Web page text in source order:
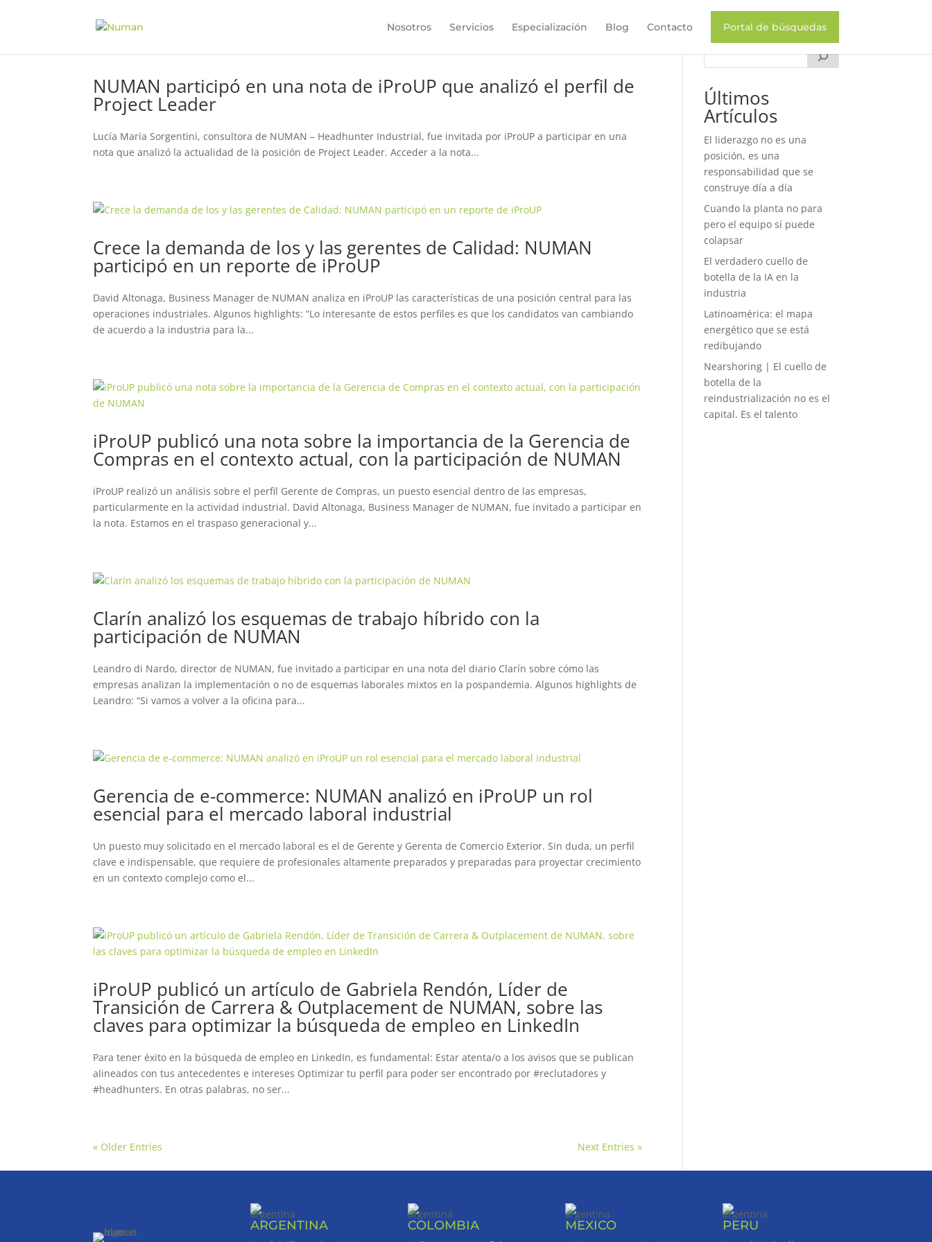
Nosotros Servicios Especialización Blog Contacto Portal de búsquedas
NUMAN participó en una nota de iProUP que analizó el perfil de
Project Leader
Lucía María Sorgentini, consultora de NUMAN – Headhunter Industrial, fue invitada por iProUP a participar en una
nota que analizó la actualidad de la posición de Project Leader. Acceder a la nota...
Crece la demanda de los y las gerentes de Calidad: NUMAN
participó en un reporte de iProUP
David Altonaga, Business Manager de NUMAN analiza en iProUP las características de una posición central para las
operaciones industriales. Algunos highlights: “Lo interesante de estos perfiles es que los candidatos van cambiando
de acuerdo a la industria para la...
iProUP publicó una nota sobre la importancia de la Gerencia de
Compras en el contexto actual, con la participación de NUMAN
iProUP realizó un análisis sobre el perfil Gerente de Compras, un puesto esencial dentro de las empresas,
particularmente en la actividad industrial. David Altonaga, Business Manager de NUMAN, fue invitado a participar en
la nota. Estamos en el traspaso generacional y...
Clarín analizó los esquemas de trabajo híbrido con la
participación de NUMAN
Leandro di Nardo, director de NUMAN, fue invitado a participar en una nota del diario Clarín sobre cómo las
empresas analizan la implementación o no de esquemas laborales mixtos en la pospandemia. Algunos highlights de
Leandro: “Si vamos a volver a la oficina para...
Gerencia de e-commerce: NUMAN analizó en iProUP un rol
esencial para el mercado laboral industrial
Un puesto muy solicitado en el mercado laboral es el de Gerente y Gerenta de Comercio Exterior. Sin duda, un perfil
clave e indispensable, que requiere de profesionales altamente preparados y preparadas para proyectar crecimiento
en un contexto complejo como el...
iProUP publicó un artículo de Gabriela Rendón, Líder de
Transición de Carrera & Outplacement de NUMAN, sobre las
claves para optimizar la búsqueda de empleo en LinkedIn
Para tener éxito en la búsqueda de empleo en LinkedIn, es fundamental: Estar atenta/o a los avisos que se publican
alineados con tus antecedentes e intereses Optimizar tu perfil para poder ser encontrado por #reclutadores y
#headhunters. En otras palabras, no ser...
« Older Entries Next Entries »
Últimos
Artículos
El liderazgo no es una
posición, es una
responsabilidad que se
construye día a día
Cuando la planta no para
pero el equipo sí puede
colapsar
El verdadero cuello de
botella de la IA en la
industria
Latinoamérica: el mapa
energético que se está
redibujando
Nearshoring | El cuello de
botella de la
reindustrialización no es el
capital. Es el talento
ARGENTINA COLOMBIA MEXICO PERU